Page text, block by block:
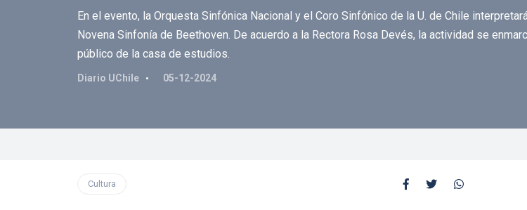
En el evento, la Orquesta Sinfónica Nacional y el Coro Sinfónico de la U. de Chile
Novena Sinfonía de Beethoven. De acuerdo a la Rectora Rosa Devés, la actividad se
público de la casa de estudios.
Diario UChile 05-12-2024
Cultura